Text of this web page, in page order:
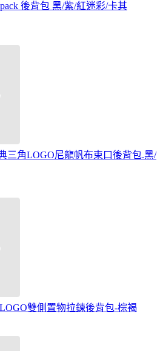
後背包 黑/紫/紅迷彩/卡其
三角LOGO尼龍帆布束口後背包.黑/
雙側置物拉鍊後背包-棕褐